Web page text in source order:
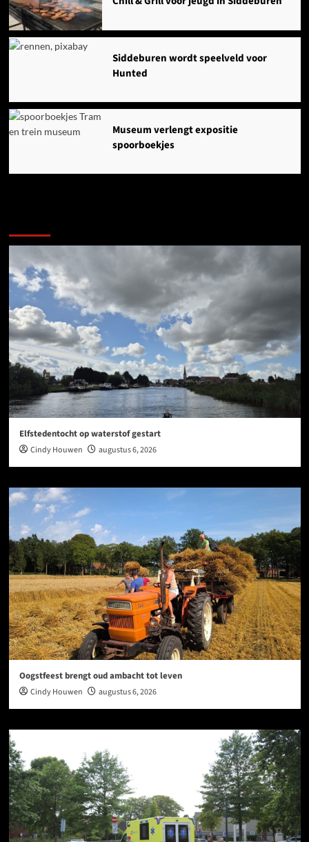
Siddeburen wordt speelveld voor
Hunted
Museum verlengt expositie
spoorboekjes
Elfstedentocht op waterstof gestart
Cindy Houwen augustus 6, 2026
Oogstfeest brengt oud ambacht tot leven
Cindy Houwen augustus 6, 2026